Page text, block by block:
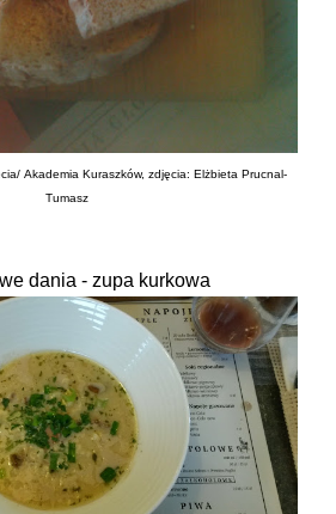
Akademia Kuraszków, zdjęcia: Elżbieta Prucnal-
Tumasz
dania - zupa kurkowa